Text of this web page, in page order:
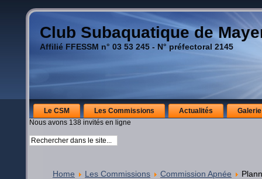
Club Subaquatique de
Affilié FFESSM n° 03 53 245 - N° préfectoral 2145
Le CSM Les Commissions Actualités
Nous avons 138 invités en ligne
Home Les Commissions Commission Apnée